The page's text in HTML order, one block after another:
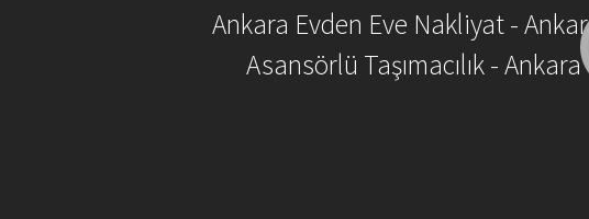
Ankara Evden Eve Nakliyat -
Asansörlü Taşımacılık -